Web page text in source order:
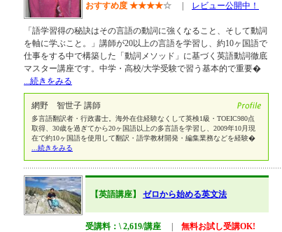
おすすめ度 ★★★★☆ レビュー公開中！
「語学習得の秘訣はその言語の動詞に強くなること、そして動詞
を軸に学ぶこと。」講師が20以上の言語を学習し、約10ヶ国語で
仕事をする中で構築した「動詞メソッド」に基づく英語動詞徹底
マスター講座です。中学・高校/大学受験で習う基本的で重要�
...続きをみる
網野 智世子 講師
多言語翻訳者・行政書士。海外在住経験なくして英検1級・TOEIC980点
取得、30歳を過ぎてから20ヶ国語以上の多言語を学習し、2009年10月現
在で約10ヶ国語を使用して翻訳・語学教材開発・編集業務などを経験�
...続きをみる
【英語講座】 ゼロから始める英文法
受講料：\ 2,619/講座
無料お試し受講OK!